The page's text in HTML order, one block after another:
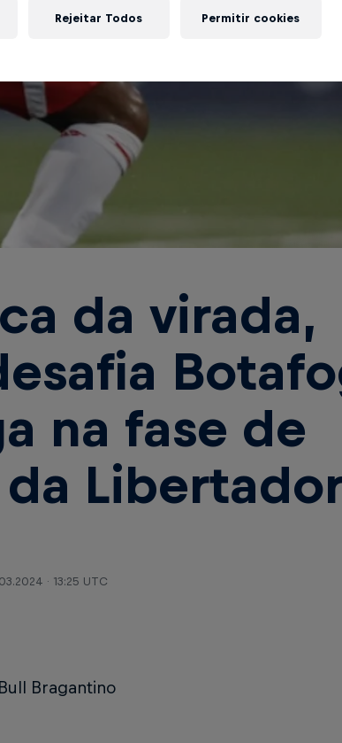
da virada,
na fase de
· 13:25 UTC
Bragantino
Rejeitar Todos Permitir cookies